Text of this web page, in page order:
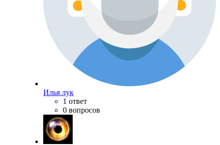
Илья лук
1 ответ
0 вопросов